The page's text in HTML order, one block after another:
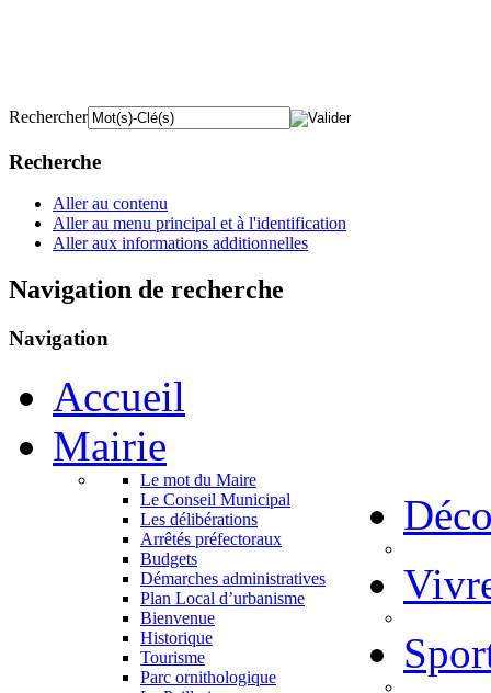
Rechercher
Recherche
Aller au contenu
Aller au menu principal et à l'identification
Aller aux informations additionnelles
Navigation de recherche
Navigation
Accueil
Mairie
Le mot du Maire
Le Conseil Municipal
Les délibérations
Arrêtés préfectoraux
Budgets
Démarches administratives
Plan Local d’urbanisme
Bienvenue
Historique
Tourisme
Parc ornithologique